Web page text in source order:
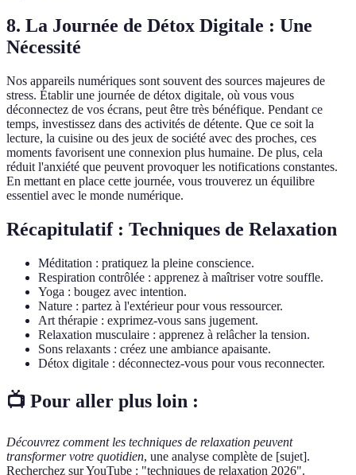
8. La Journée de Détox Digitale : Une
Nécessité
Nos appareils numériques sont souvent des sources majeures de
stress. Établir une journée de détox digitale, où vous vous
déconnectez de vos écrans, peut être très bénéfique. Pendant ce
temps, investissez dans des activités de détente. Que ce soit la
lecture, la cuisine ou des jeux de société avec des proches, ces
moments favorisent une connexion plus humaine. De plus, cela
réduit l'anxiété que peuvent provoquer les notifications constantes.
En mettant en place cette journée, vous trouverez un équilibre
essentiel avec le monde numérique.
Récapitulatif : Techniques de Relaxation
Méditation : pratiquez la pleine conscience.
Respiration contrôlée : apprenez à maîtriser votre souffle.
Yoga : bougez avec intention.
Nature : partez à l'extérieur pour vous ressourcer.
Art thérapie : exprimez-vous sans jugement.
Relaxation musculaire : apprenez à relâcher la tension.
Sons relaxants : créez une ambiance apaisante.
Détox digitale : déconnectez-vous pour vous reconnecter.
📺 Pour aller plus loin :
Découvrez comment les techniques de relaxation peuvent
transformer votre quotidien, une analyse complète de [sujet].
Recherchez sur YouTube : "techniques de relaxation 2026".